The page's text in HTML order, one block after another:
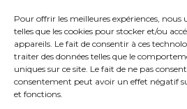
Pour offrir les meilleures expériences, nous
telles que les cookies pour stocker et/ou
appareils. Le fait de consentir à ces
traiter des données telles que le
uniques sur ce site. Le fait de ne pas
consentement peut avoir un effet négatif
et fonctions.
CONSTRUCTION DE 100